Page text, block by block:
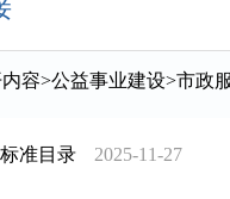
容>公益事业建设>市政
准目录 2025-11-27